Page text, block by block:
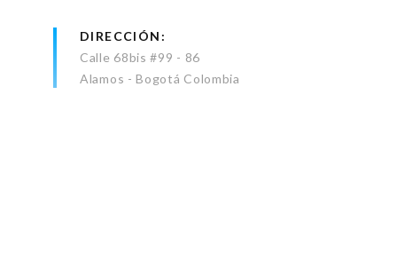
DIRECCIÓN
Calle 68bis #99 - 86
Alamos - Bogotá Colombia